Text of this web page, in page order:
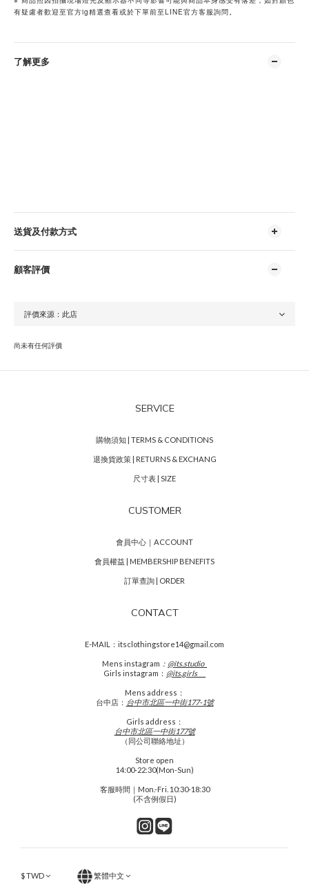
有疑慮者歡迎至官方ig精選查看或於下單前至LINE官方客服詢問。
了解更多
送貨及付款方式
顧客評價
尚未有任何評價
SERVICE
購物須知 | TERMS & CONDITIONS
退換貨政策 | RETURNS & EXCHANG
尺寸表 | SIZE
CUSTOMER
會員中心｜ACCOUNT
會員權益 | MEMBERSHIP BENEFITS
訂單查詢 | ORDER
CONTACT
E-MAIL：itsclothingstore14@gmail.com
Mens instagram ： @its.studio_
Girls instagram： @its.girls___
Mens address：
台中店： 台中市北區一中街177-1號
Girls address：
台中市北區一中街177號
（同公司聯絡地址）
Store open
14:00-22:30(Mon-Sun)
客服時間｜Mon.-Fri. 10:30-18:30
(不含例假日)
$TWD 繁體中文